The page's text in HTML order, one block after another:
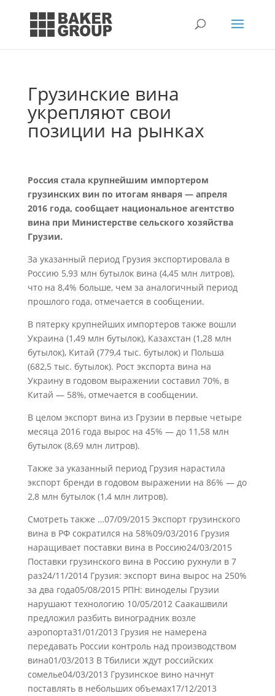
Грузинские вина
укрепляют свои
позиции на рынках
Россия стала крупнейшим импортером
грузинских вин по итогам января — апреля
2016 года, сообщает национальное агентство
вина при Министерстве сельского хозяйства
Грузии.
За указанный период Грузия экспортировала в
Россию 5,93 млн бутылок вина (4,45 млн литров),
что на 8,4% больше, чем за аналогичный период
прошлого года, отмечается в сообщении.
В пятерку крупнейших импортеров также вошли
Украина (1,49 млн бутылок), Казахстан (1,28 млн
бутылок), Китай (779,4 тыс. бутылок) и Польша
(682,5 тыс. бутылок). Рост экспорта вина на
Украину в годовом выражении составил 70%, в
Китай — 58%, отмечается в сообщении.
В целом экспорт вина из Грузии в первые четыре
месяца 2016 года вырос на 45% — до 11,58 млн
бутылок (8,69 млн литров).
Также за указанный период Грузия нарастила
экспорт бренди в годовом выражении на 86% — до
2,8 млн бутылок (1,4 млн литров).
Смотреть также …07/09/2015 Экспорт грузинского
вина в РФ сократился на 58%09/03/2016 Грузия
наращивает поставки вина в Россию24/03/2015
Поставки грузинского вина в Россию рухнули в 7
раз24/11/2014 Грузия: экспорт вина вырос на 250%
за два года05/08/2015 РПН: виноделы Грузии
нарушают технологию 10/05/2012 Саакашвили
предложил разбить виноградник возле
аэропорта31/01/2013 Грузия не намерена
передавать России контроль над производством
вина01/03/2013 В Тбилиси ждут российских
сомелье04/03/2013 Грузинское вино начнут
поставлять в небольших объемах17/12/2013